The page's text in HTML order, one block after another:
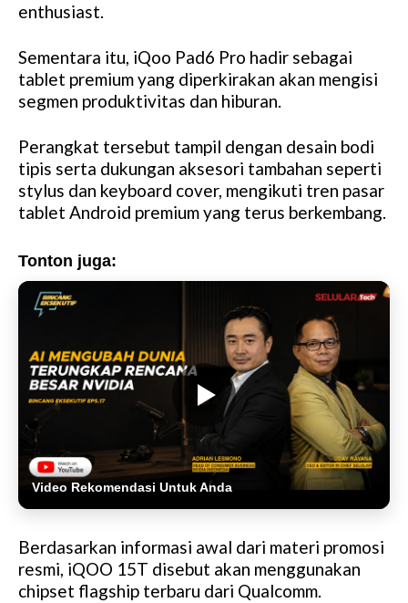
enthusiast.
Sementara itu, iQoo Pad6 Pro hadir sebagai
tablet premium yang diperkirakan akan mengisi
segmen produktivitas dan hiburan.
Perangkat tersebut tampil dengan desain bodi
tipis serta dukungan aksesori tambahan seperti
stylus dan keyboard cover, mengikuti tren pasar
tablet Android premium yang terus berkembang.
Tonton juga:
Video Rekomendasi Untuk Anda
Berdasarkan informasi awal dari materi promosi
resmi, iQOO 15T disebut akan menggunakan
chipset flagship terbaru dari Qualcomm.